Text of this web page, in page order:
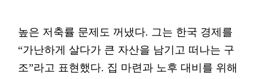
높은 저축률 문제도 꺼냈다. 그는 한국 경제를
“가난하게 살다가 큰 자산을 남기고 떠나는 구
조”라고 표현했다. 집 마련과 노후 대비를 위해